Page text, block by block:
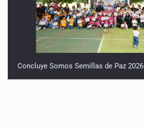
Concluye Somos Semillas de Paz 2026